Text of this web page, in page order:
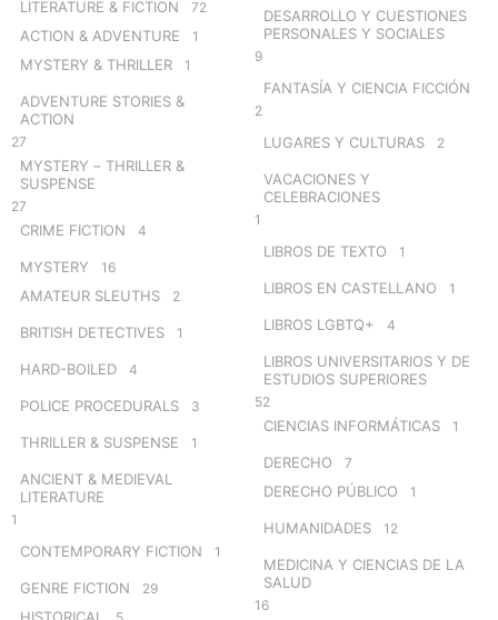
LITERATURE & FICTION 72
ACTION & ADVENTURE 1
MYSTERY & THRILLER 1
ADVENTURE STORIES &
ACTION
27
MYSTERY – THRILLER &
SUSPENSE
27
CRIME FICTION 4
MYSTERY 16
AMATEUR SLEUTHS 2
BRITISH DETECTIVES 1
HARD-BOILED 4
POLICE PROCEDURALS 3
THRILLER & SUSPENSE 1
ANCIENT & MEDIEVAL
LITERATURE
1
CONTEMPORARY FICTION 1
GENRE FICTION 29
DESARROLLO Y CUESTIONES
PERSONALES Y SOCIALES
9
FANTASÍA Y CIENCIA FICCIÓN
2
LUGARES Y CULTURAS 2
VACACIONES Y
CELEBRACIONES
1
LIBROS DE TEXTO 1
LIBROS EN CASTELLANO 1
LIBROS LGBTQ+ 4
LIBROS UNIVERSITARIOS Y DE
ESTUDIOS SUPERIORES
52
CIENCIAS INFORMÁTICAS 1
DERECHO 7
DERECHO PÚBLICO 1
HUMANIDADES 12
MEDICINA Y CIENCIAS DE LA
SALUD
16